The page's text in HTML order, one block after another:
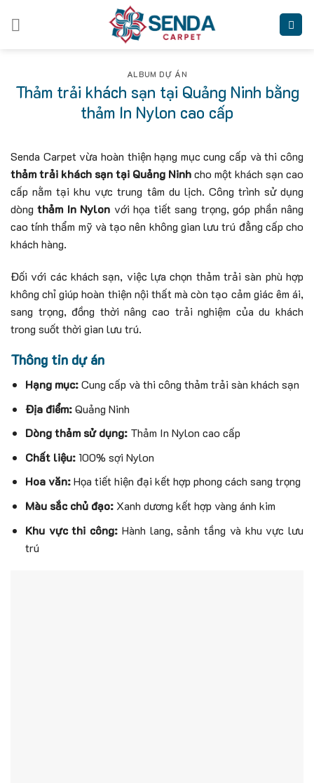
ALBUM DỰ ÁN
Thảm trải khách sạn tại Quảng Ninh bằng
thảm In Nylon cao cấp
Senda Carpet vừa hoàn thiện hạng mục cung cấp và thi công
thảm trải khách sạn tại Quảng Ninhcho một khách sạn cao
cấp nằm tại khu vực trung tâm du lịch. Công trình sử dụng
dòngthảm In Nylon với họa tiết sang trọng, góp phần nâng
cao tính thẩm mỹ và tạo nên không gian lưu trú đẳng cấp cho
khách hàng.
Đối với các khách sạn, việc lựa chọn thảm trải sàn phù hợp
không chỉ giúp hoàn thiện nội thất mà còn tạo cảm giác êm ái,
sang trọng, đồng thời nâng cao trải nghiệm của du khách
trong suốt thời gian lưu trú.
Thông tin dự án
Hạng mục:Cung cấp và thi công thảm trải sàn khách sạn
Địa điểm:Quảng Ninh
Dòng thảm sử dụng:Thảm In Nylon cao cấp
Chất liệu:100% sợi Nylon
Hoa văn:Họa tiết hiện đại kết hợp phong cách sang trọng
Màu sắc chủ đạo:Xanh dương kết hợp vàng ánh kim
Khu vực thi công: Hành lang, sảnh tầng và khu vực lưu
trú